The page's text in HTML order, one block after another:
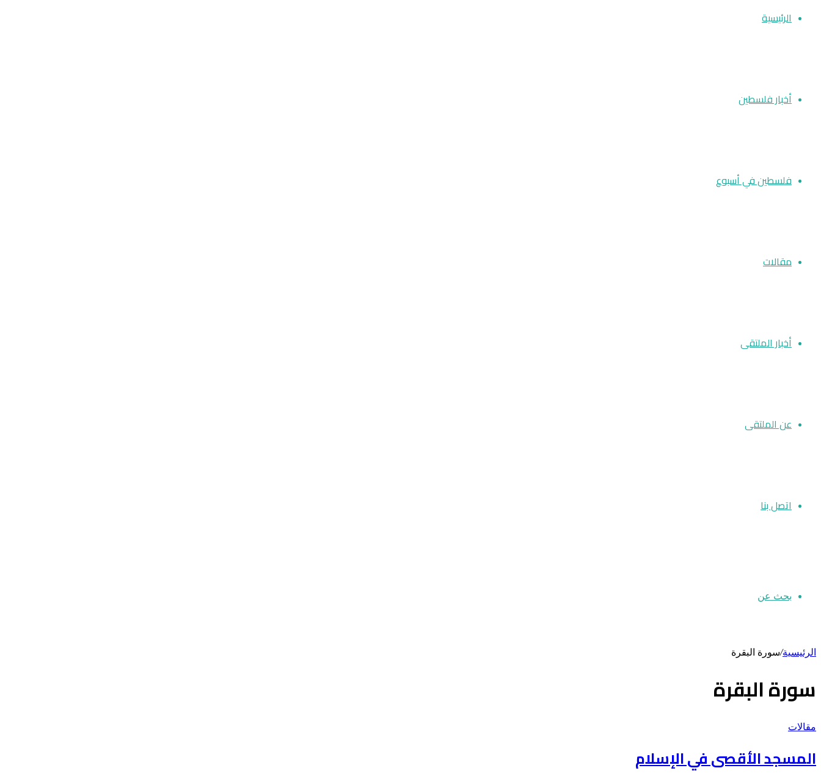
الرئيسية
أخبار فلسطين
فلسطين في أسبوع
مقالات
أخبار الملتقى
عن الملتقى
اتصل بنا
بحث عن
الرئيسية/سورة البقرة
سورة البقرة
مقالات
المسجد الأقصى في الإسلام